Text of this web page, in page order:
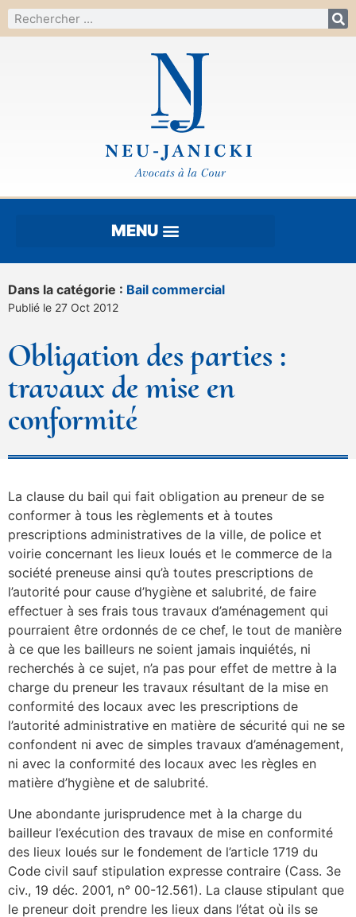
Dans la catégorie : Bail commercial
Publié le 27 Oct 2012
Obligation des parties :
travaux de mise en
conformité
La clause du bail qui fait obligation au preneur de se
conformer à tous les règlements et à toutes
prescriptions administratives de la ville, de police et
voirie concernant les lieux loués et le commerce de la
société preneuse ainsi qu’à toutes prescriptions de
l’autorité pour cause d’hygiène et salubrité, de faire
effectuer à ses frais tous travaux d’aménagement qui
pourraient être ordonnés de ce chef, le tout de manière
à ce que les bailleurs ne soient jamais inquiétés, ni
recherchés à ce sujet, n’a pas pour effet de mettre à la
charge du preneur les travaux résultant de la mise en
conformité des locaux avec les prescriptions de
l’autorité administrative en matière de sécurité qui ne se
confondent ni avec de simples travaux d’aménagement,
ni avec la conformité des locaux avec les règles en
matière d’hygiène et de salubrité.
Une abondante jurisprudence met à la charge du
bailleur l’exécution des travaux de mise en conformité
des lieux loués sur le fondement de l’article 1719 du
Code civil sauf stipulation expresse contraire (Cass. 3e
civ., 19 déc. 2001, n° 00-12.561). La clause stipulant que
le preneur doit prendre les lieux dans l’état où ils se